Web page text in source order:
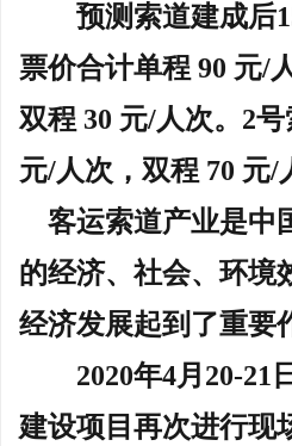
预测索道建成后
票价合计单程 90 元/
双程 30 元/人次。2
元/人次，双程 70 元/
客运索道产业是中
的经济、社会、环境
经济发展起到了重要
2020年4月20-
建设项目再次进行现